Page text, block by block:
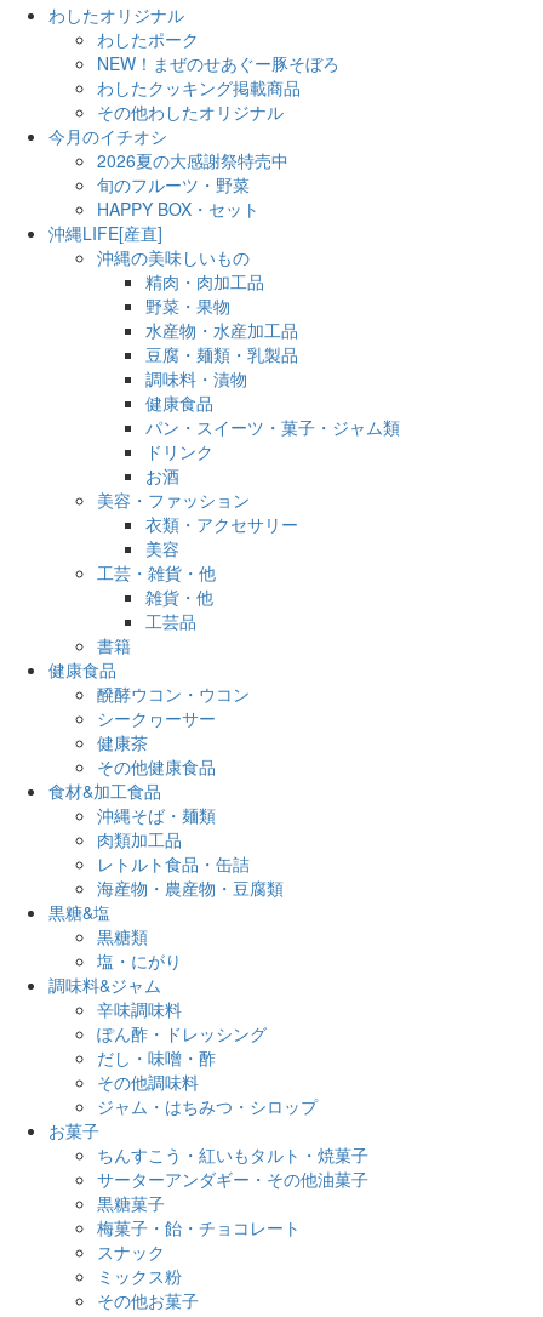
わしたオリジナル
わしたポーク
NEW！まぜのせあぐー豚そぼろ
わしたクッキング掲載商品
その他わしたオリジナル
今月のイチオシ
2026夏の大感謝祭特売中
旬のフルーツ・野菜
HAPPY BOX・セット
沖縄LIFE[産直]
沖縄の美味しいもの
精肉・肉加工品
野菜・果物
水産物・水産加工品
豆腐・麺類・乳製品
調味料・漬物
健康食品
パン・スイーツ・菓子・ジャム類
ドリンク
お酒
美容・ファッション
衣類・アクセサリー
美容
工芸・雑貨・他
雑貨・他
工芸品
書籍
健康食品
醗酵ウコン・ウコン
シークヮーサー
健康茶
その他健康食品
食材&加工食品
沖縄そば・麺類
肉類加工品
レトルト食品・缶詰
海産物・農産物・豆腐類
黒糖&塩
黒糖類
塩・にがり
調味料&ジャム
辛味調味料
ぽん酢・ドレッシング
だし・味噌・酢
その他調味料
ジャム・はちみつ・シロップ
お菓子
ちんすこう・紅いもタルト・焼菓子
サーターアンダギー・その他油菓子
黒糖菓子
梅菓子・飴・チョコレート
スナック
ミックス粉
その他お菓子